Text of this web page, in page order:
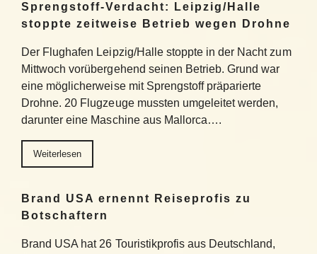
Sprengstoff-Verdacht: Leipzig/Halle
stoppte zeitweise Betrieb wegen Drohne
Der Flughafen Leipzig/Halle stoppte in der Nacht zum
Mittwoch vorübergehend seinen Betrieb. Grund war
eine möglicherweise mit Sprengstoff präparierte
Drohne. 20 Flugzeuge mussten umgeleitet werden,
darunter eine Maschine aus Mallorca….
Weiterlesen
Brand USA ernennt Reiseprofis zu
Botschaftern
Brand USA hat 26 Touristikprofis aus Deutschland,